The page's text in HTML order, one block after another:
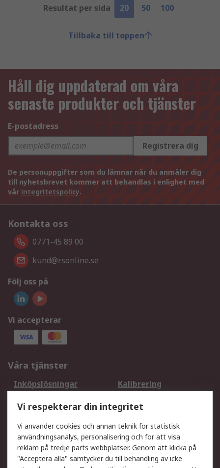
Resultat per sida
20 50 100
Tillbaka till toppen
Håll dig uppdaterad om våra
senaste produkter och tjänster
E-postadress
Registrera dig
De personuppgifter som du lämnar när du anmäler dig
till nyhetsbrevet kommer att behandlas i enlighet med
vår integritetspolicy.
Kontakta oss
0771-45 89 00
kund@rsonline.se
Följ oss på
Vi accepterar
Våra tjänster
Inköpslösningar
Kalibrering
DesignSpark
Teknisk Support
Ditt lokala säljteam
Exportlösningar
Support
Vi respekterar din integritet
Vi använder cookies och annan teknik för statistisk
användningsanalys, personalisering och för att visa
reklam på tredje parts webbplatser. Genom att klicka på
"Acceptera alla" samtycker du till behandling av icke